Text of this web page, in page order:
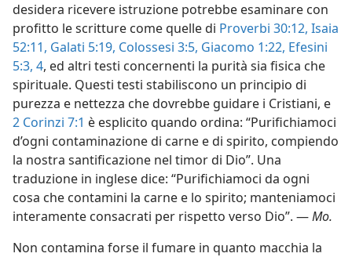
desidera ricevere istruzione potrebbe esaminare con
profitto le scritture come quelle di Proverbi 30:12, Isaia
52:11, Galati 5:19, Colossesi 3:5, Giacomo 1:22, Efesini
5:3, 4, ed altri testi concernenti la purità sia fisica che
spirituale. Questi testi stabiliscono un principio di
purezza e nettezza che dovrebbe guidare i Cristiani, e
2 Corinzi 7:1 è esplicito quando ordina: “Purifichiamoci
d’ogni contaminazione di carne e di spirito, compiendo
la nostra santificazione nel timor di Dio”. Una
traduzione in inglese dice: “Purifichiamoci da ogni
cosa che contamini la carne e lo spirito; manteniamoci
interamente consacrati per rispetto verso Dio”. —Mo.
Non contamina forse il fumare in quanto macchia la